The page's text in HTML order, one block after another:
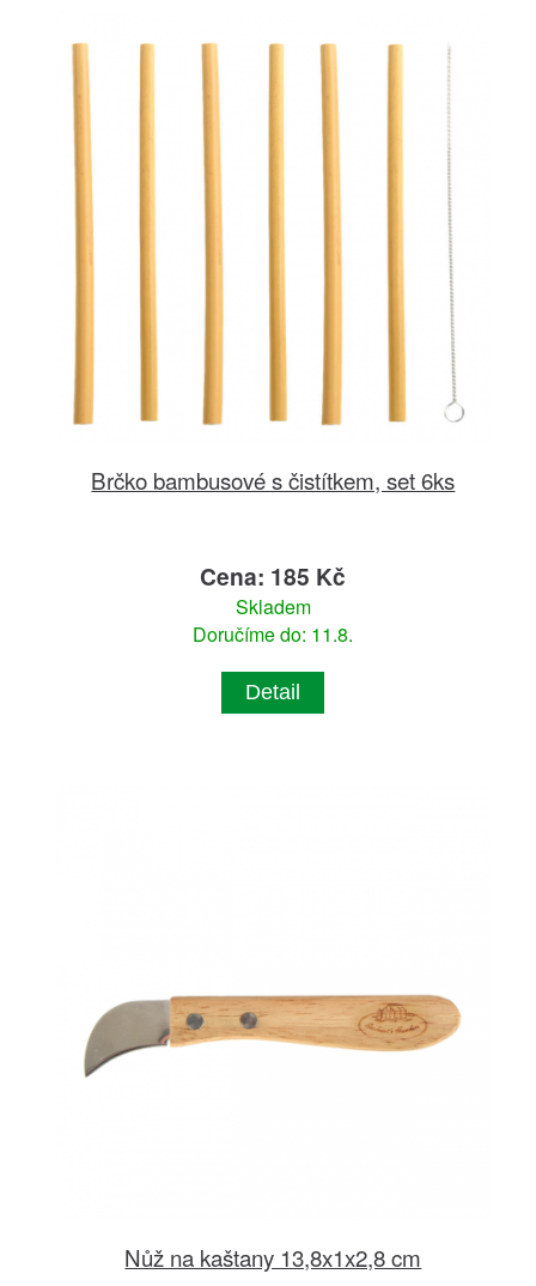
Brčko bambusové s čistítkem, set 6ks
Cena: 185 Kč
Skladem
Doručíme do: 11.8.
Detail
Nůž na kaštany 13,8x1x2,8 cm